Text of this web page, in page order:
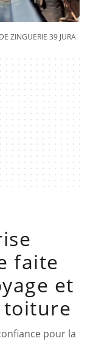
ZINGUERIE 39 JURA
faite
et
toiture
pour la